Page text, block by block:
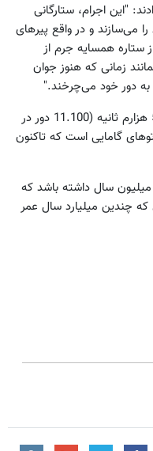
"این اجرام، ستارگانی
می‌سازند و در واقع پیرهای
ستاره همسایه جرم از
زمانی که هنوز جوان
به دور خود می‌چرخند."
J1823-3021A با یک دوره چرخش 5.44 هزارم ثانیه (11.100 دور در
گامایی است که تاکنون
به نظر می‌رسد که این جرم در حدود 25 میلیون سال داشته باشد که
چندین میلیارد سال عمر